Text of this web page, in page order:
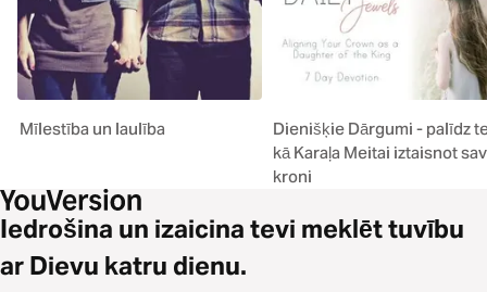
Mīlestība un laulība
Dienišķie Dārgumi - palīdz
kā Karaļa Meitai iztaisnot
kroni
Iedrošina un izaicina tevi meklēt tuvību
ar Dievu katru dienu.